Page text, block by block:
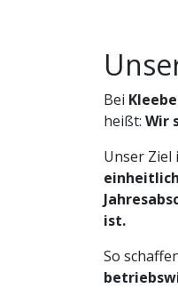
Bei
heißt: Wir
Unser Ziel
ist.
So